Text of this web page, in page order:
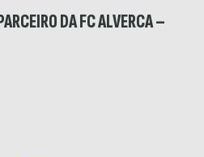
DA FC ALVERCA –